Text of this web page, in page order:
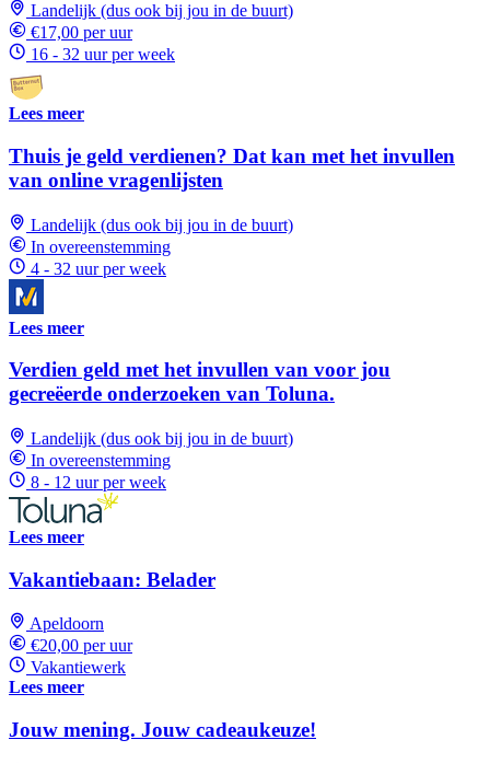
Landelijk (dus ook bij jou in de buurt)
€17,00 per uur
16 - 32 uur per week
Lees meer
Thuis je geld verdienen? Dat kan met het invullen
van online vragenlijsten
Landelijk (dus ook bij jou in de buurt)
In overeenstemming
4 - 32 uur per week
Lees meer
Verdien geld met het invullen van voor jou
gecreëerde onderzoeken van Toluna.
Landelijk (dus ook bij jou in de buurt)
In overeenstemming
8 - 12 uur per week
Lees meer
Vakantiebaan: Belader
Apeldoorn
€20,00 per uur
Vakantiewerk
Lees meer
Jouw mening. Jouw cadeaukeuze!